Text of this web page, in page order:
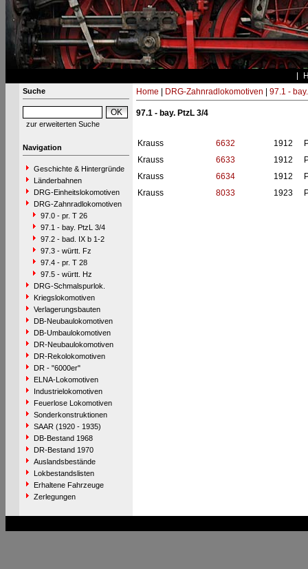
Suche
zur erweiterten Suche
Navigation
Geschichte & Hintergründe
Länderbahnen
DRG-Einheitslokomotiven
DRG-Zahnradlokomotiven
97.0 - pr. T 26
97.1 - bay. PtzL 3/4
97.2 - bad. IX b 1-2
97.3 - württ. Fz
97.4 - pr. T 28
97.5 - württ. Hz
DRG-Schmalspurlok.
Kriegslokomotiven
Verlagerungsbauten
DB-Neubaulokomotiven
DB-Umbaulokomotiven
DR-Neubaulokomotiven
DR-Rekolokomotiven
DR - "6000er"
ELNA-Lokomotiven
Industrielokomotiven
Feuerlose Lokomotiven
Sonderkonstruktionen
SAAR (1920 - 1935)
DB-Bestand 1968
DR-Bestand 1970
Auslandsbestände
Lokbestandslisten
Erhaltene Fahrzeuge
Zerlegungen
Home DRG-Zahnradlokomotiven 97.1 -
97.1 - bay. PtzL 3/4
Krauss 6632 1912
Krauss
6633 1912
Krauss
6634 1912
Krauss
8033 1923